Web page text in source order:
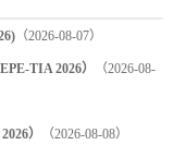
（2026-08-07）
TIA 2026） （2026-08-
） （2026-08-08）